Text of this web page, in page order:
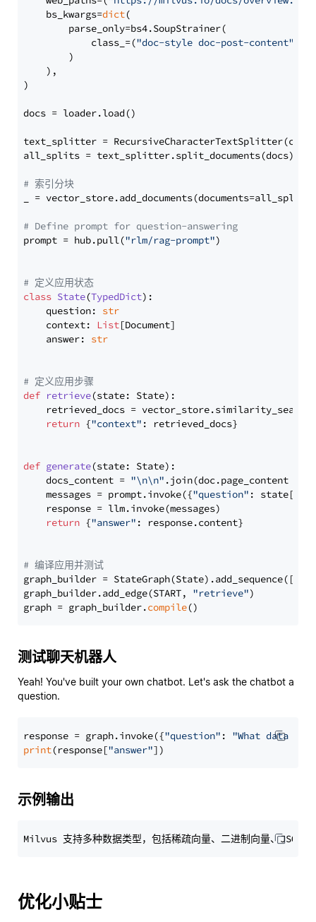
    bs_kwargs=
dict(
        parse_only=bs4.SoupStrainer(
            class_=(
"doc-style doc-post-content"
        )
    ),
)
docs = loader.load()
text_splitter =
all_splits = text_splitter.split_documents(docs)
# 索引分块
_ = vector_store.add_documents(documents=all_splits)
# Define prompt for question-answering
prompt = hub.pull("rlm/rag-prompt")
# 定义应用状态
class State(TypedDict):
    question:
str
    context:
List[Document]
    answer:
str
# 定义应用步骤
def retrieve(state: State):
retrieved_docs =
return {"context" : retrieved_docs}
def generate(state: State):
    docs_content =
"\n\n" .join(doc.page_content
    messages = prompt.invoke({
"question" : state[
    response = llm.invoke(messages)
return {"answer" : response.content}
# 编译应用并测试
graph_builder =
graph_builder.add_edge(START, "retrieve")
graph = graph_builder.compile
测试聊天机器人
Yeah! You've built your own chatbot. Let's ask the chatbot a
question.
response = graph.invoke({"question" : "What data
print(response["answer"
示例输出
优化小贴士